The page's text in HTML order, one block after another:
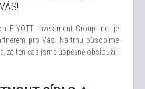
ELYOTT Investment Group Inc. je
pro Vás. Na trhu působíme
za ten čas jsme úspěšně obsloužili